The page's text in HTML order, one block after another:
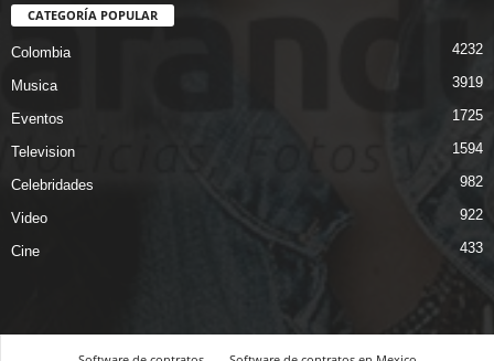
CATEGORÍA POPULAR
Colombia 4232
Musica 3919
Eventos 1725
Television 1594
Celebridades 982
Video 922
Cine 433